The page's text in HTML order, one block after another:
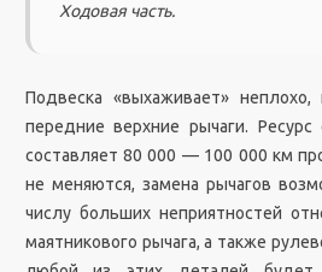
Ходовая часть.
Подвеска «выхаживает»
передние верхние рычаги.
составляет 80 000 — 100 000 км
не меняются, замена рычагов
числу больших неприятностей
маятникового рычага, а также